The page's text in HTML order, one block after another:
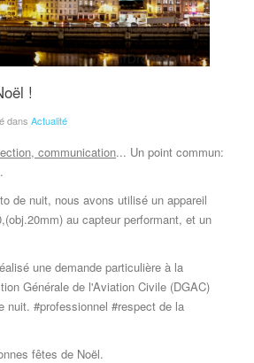
!
dans Actualité
communication... Un point commun:
.
de nuit, nous avons utilisé un appareil
au capteur performant, et un
une demande particulière à la
Générale de l'Aviation Civile (DGAC)
nuit. #professionnel #respect de la
fêtes de Noël.